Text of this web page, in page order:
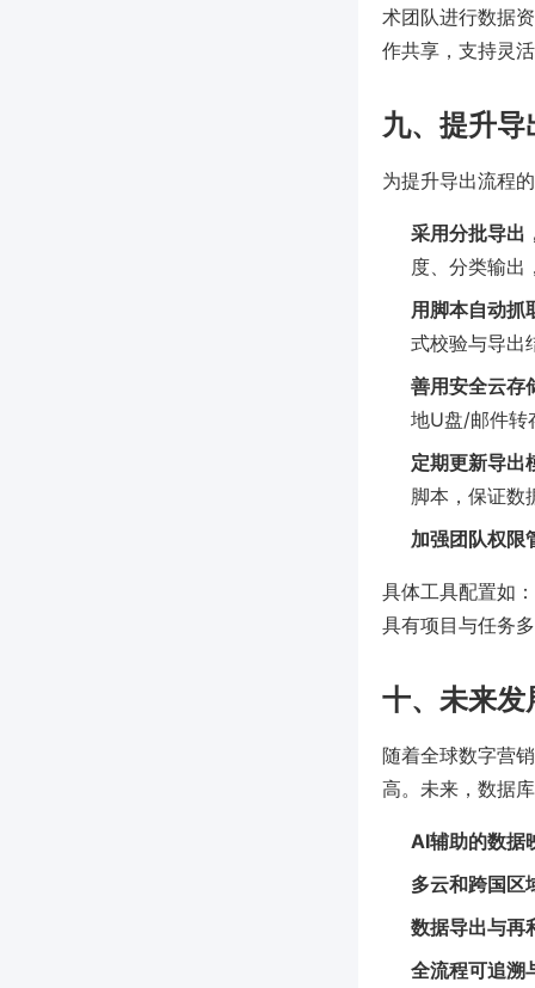
术团队进行数据
作共享，支持灵
九、提升
为提升导出流程
采用分批导出
度、分类输出
用脚本自动抓
式校验与导出
善用安全云存
地U盘/邮件转
定期更新导出
脚本，保证数
加强团队权限
具体工具配置如
具有项目与任务
十、未来发
随着全球数字营
高。未来，数据
AI辅助的数据
多云和跨国区
数据导出与再
全流程可追溯